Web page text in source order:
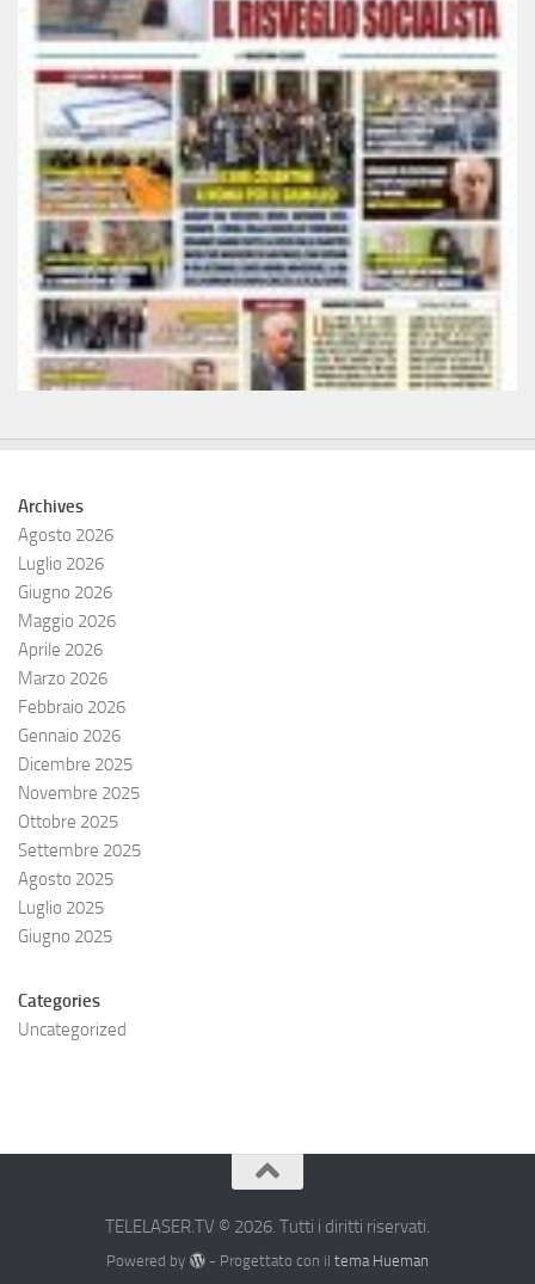
Archives
Agosto 2026
Luglio 2026
Giugno 2026
Maggio 2026
Aprile 2026
Marzo 2026
Febbraio 2026
Gennaio 2026
Dicembre 2025
Novembre 2025
Ottobre 2025
Settembre 2025
Agosto 2025
Luglio 2025
Giugno 2025
Categories
Uncategorized
TELELASER.TV © 2026. Tutti i diritti riservati.
Powered by - Progettato con il tema Hueman